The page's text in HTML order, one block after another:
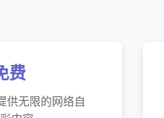
费
供无限的网络自